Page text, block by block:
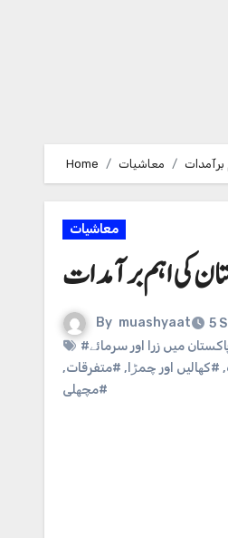
Home معاشیات
معاشیات
کی اہم برآمدات
By muashyaat
5
میں زرا اور سرمائے
, #کھالیں اور چمڑا , #متفرقات,
#مچھلی